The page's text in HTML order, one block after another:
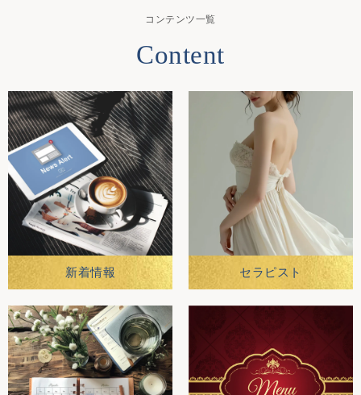
コンテンツ一覧
Content
新着情報 セラピスト